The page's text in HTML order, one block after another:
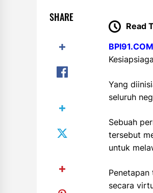
SHARE
Read
BPI91.COM
Yang
seluruh
Sebuah
tersebut
untuk
secara